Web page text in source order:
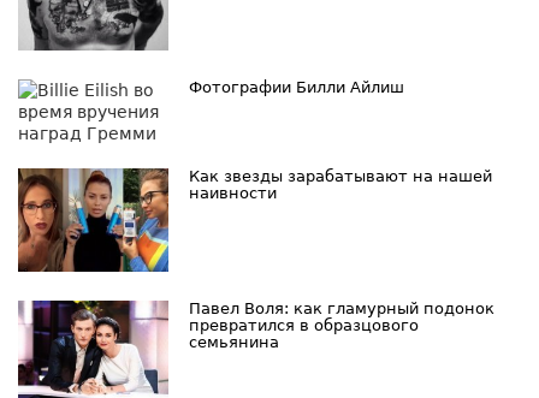
Фотографии Билли Айлиш
Как звезды зарабатывают на нашей
наивности
Павел Воля: как гламурный подонок
превратился в образцового
семьянина